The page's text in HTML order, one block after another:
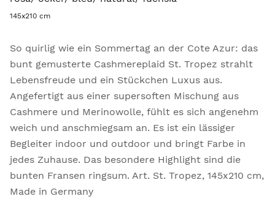
145x210 cm
So quirlig wie ein Sommertag an der Cote Azur: das
bunt gemusterte Cashmereplaid St. Tropez strahlt
Lebensfreude und ein Stückchen Luxus aus.
Angefertigt aus einer supersoften Mischung aus
Cashmere und Merinowolle, fühlt es sich angenehm
weich und anschmiegsam an. Es ist ein lässiger
Begleiter indoor und outdoor und bringt Farbe in
jedes Zuhause. Das besondere Highlight sind die
bunten Fransen ringsum. Art. St. Tropez, 145x210 cm,
Made in Germany